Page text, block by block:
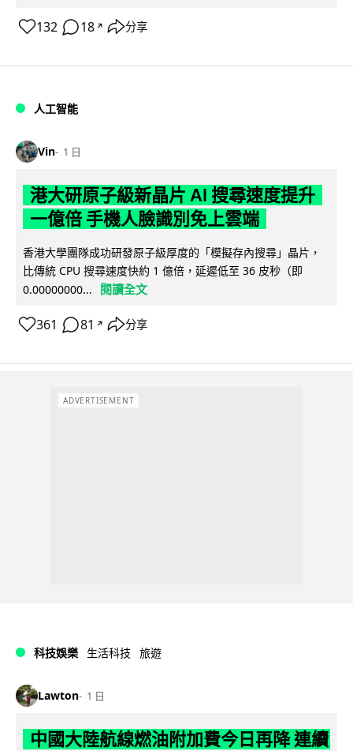
132 18 ↗ 分享
人工智能
Vin 1 日
港大研原子級新晶片 AI 搜尋速度提升
一億倍 手機人臉識別免上雲端
香港大學團隊成功研發原子級厚度的「模擬存內搜尋」晶片，
比傳統 CPU 搜尋速度快約 1 億倍，延遲低至 36 皮秒（即
0.00000000...
閱讀全文
361 81 ↗ 分享
ADVERTISEMENT
科技娛樂 生活科技 旅遊
Lawton 1 日
中國大陸航線燃油附加費今日再降 連續